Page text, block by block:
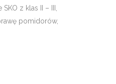
z klas II – III,
pomidorów,